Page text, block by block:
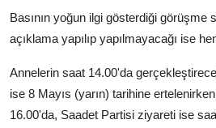
Basının yoğun ilgi gösterdiği görüşme
açıklama yapılıp yapılmayacağı ise
Annelerin saat 14.00'da
ise 8 Mayıs (yarın) tarihine
16.00'da, Saadet Partisi ziyareti ise